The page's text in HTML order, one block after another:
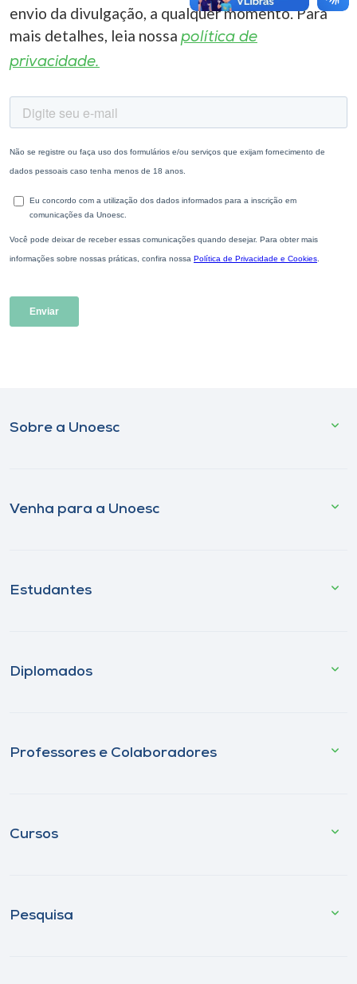
envio da divulgação, a qualquer momento. Para
mais detalhes, leia nossa política de
privacidade.
Sobre a Unoesc
Venha para a Unoesc
Estudantes
Diplomados
Professores e Colaboradores
Cursos
Pesquisa